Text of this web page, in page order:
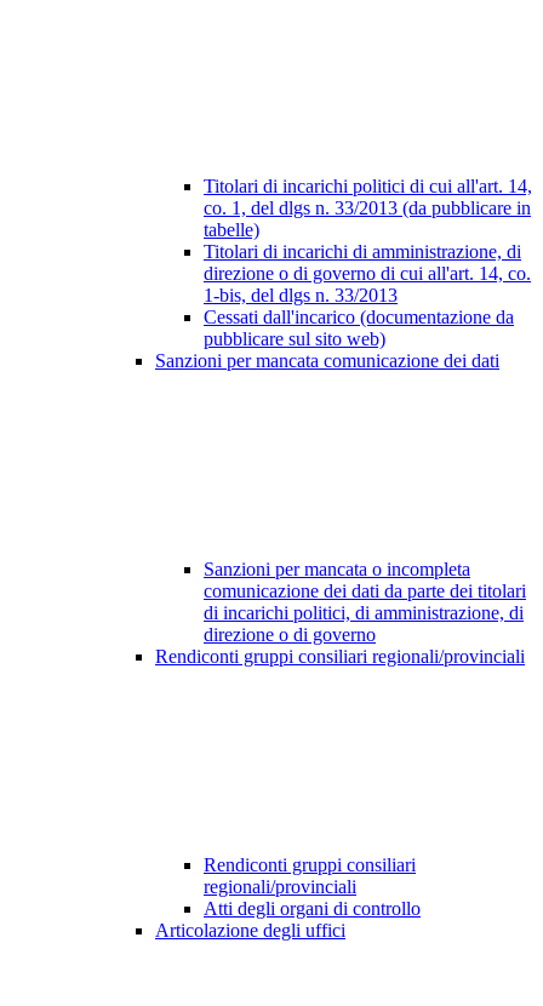
Titolari di incarichi politici di cui all'art. 14,
co. 1, del dlgs n. 33/2013 (da pubblicare in
tabelle)
Titolari di incarichi di amministrazione, di
direzione o di governo di cui all'art. 14, co.
1-bis, del dlgs n. 33/2013
Cessati dall'incarico (documentazione da
pubblicare sul sito web)
Sanzioni per mancata comunicazione dei dati
Sanzioni per mancata o incompleta
comunicazione dei dati da parte dei titolari
di incarichi politici, di amministrazione, di
direzione o di governo
Rendiconti gruppi consiliari regionali/provinciali
Rendiconti gruppi consiliari
regionali/provinciali
Atti degli organi di controllo
Articolazione degli uffici